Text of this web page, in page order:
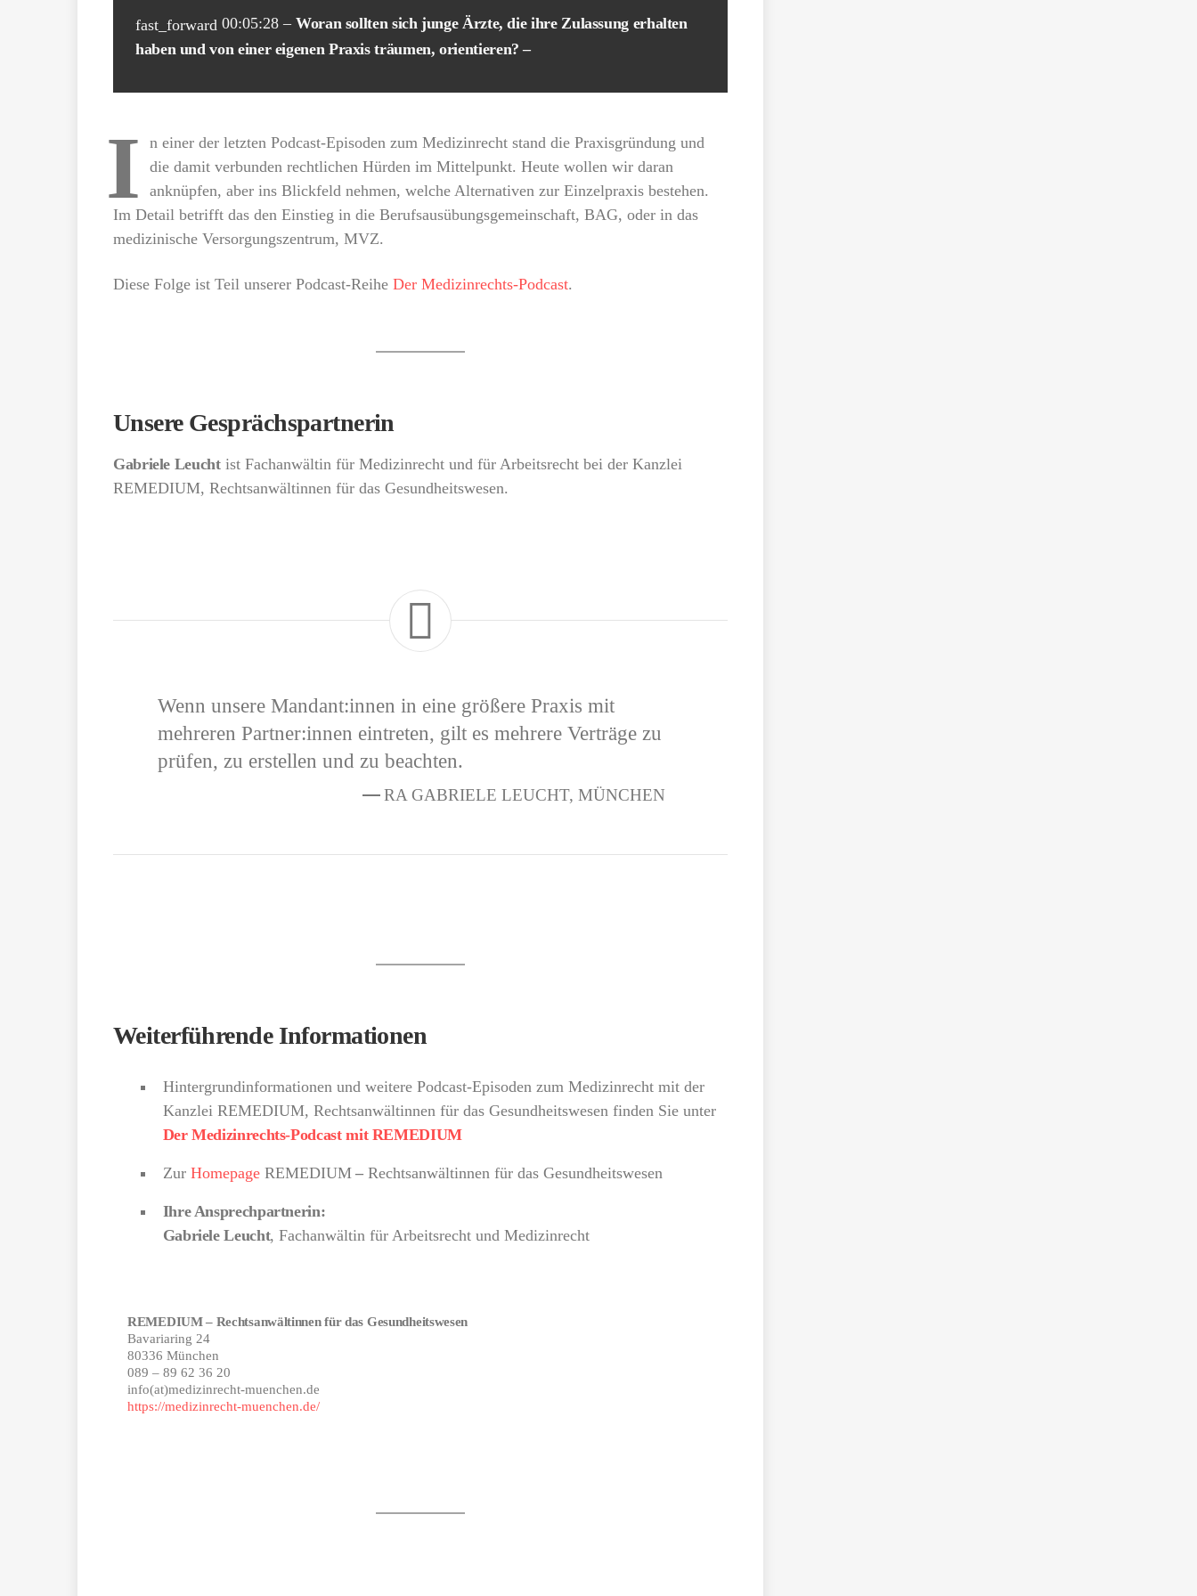
fast_forward 00:05:28 – Woran sollten sich junge Ärzte, die ihre Zulassung erhalten
haben und von einer eigenen Praxis träumen, orientieren? –
I
n einer der letzten Podcast-Episoden zum Medizinrecht stand die Praxisgründung und
die damit verbunden rechtlichen Hürden im Mittelpunkt. Heute wollen wir daran
anknüpfen, aber ins Blickfeld nehmen, welche Alternativen zur Einzelpraxis bestehen.
Im Detail betrifft das den Einstieg in die Berufsausübungsgemeinschaft, BAG, oder in das
medizinische Versorgungszentrum, MVZ.
Diese Folge ist Teil unserer Podcast-Reihe Der Medizinrechts-Podcast.
Unsere Gesprächspartnerin
Gabriele Leuchtist Fachanwältin für Medizinrecht und für Arbeitsrecht bei der Kanzlei
REMEDIUM, Rechtsanwältinnen für das Gesundheitswesen.
Wenn unsere Mandant:innen in eine größere Praxis mit
mehreren Partner:innen eintreten, gilt es mehrere Verträge zu
prüfen, zu erstellen und zu beachten.
RA GABRIELE LEUCHT, MÜNCHEN
Weiterführende Informationen
Hintergrundinformationen und weitere Podcast-Episoden zum Medizinrecht mit der
Kanzlei REMEDIUM, Rechtsanwältinnen für das Gesundheitswesen finden Sie unter
Der Medizinrechts-Podcast mit REMEDIUM
Zur HomepageREMEDIUM– Rechtsanwältinnen für das Gesundheitswesen
Ihre Ansprechpartnerin:
Gabriele Leucht, Fachanwältin für Arbeitsrecht und Medizinrecht
REMEDIUM – Rechtsanwältinnen für das Gesundheitswesen
Bavariaring 24
80336 München
089 – 89 62 36 20
info(at)medizinrecht-muenchen.de
https://medizinrecht-muenchen.de/